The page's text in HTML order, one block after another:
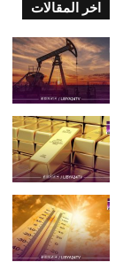
اخر المقالات